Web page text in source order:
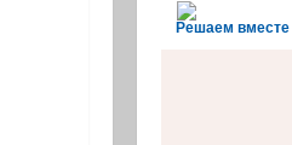
Решаем вместе